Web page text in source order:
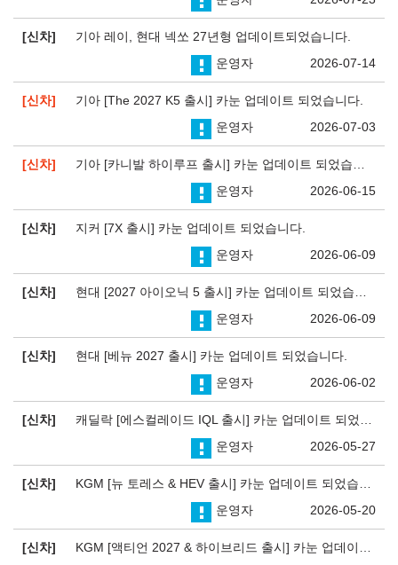
신차
기아 레이, 현대 넥쏘 27년형 업데이트되었습니다.
2026-07-14
운영자
신차
기아 [The 2027 K5 출시] 카눈 업데이트 되었습니다.
2026-07-03
운영자
신차
2026-06-15
운영자
신차
지커 [7X 출시] 카눈 업데이트 되었습니다.
2026-06-09
운영자
신차
2026-06-09
운영자
신차
현대 [베뉴 2027 출시] 카눈 업데이트 되었습니다.
2026-06-02
운영자
신차
2026-05-27
운영자
신차
2026-05-20
운영자
신차